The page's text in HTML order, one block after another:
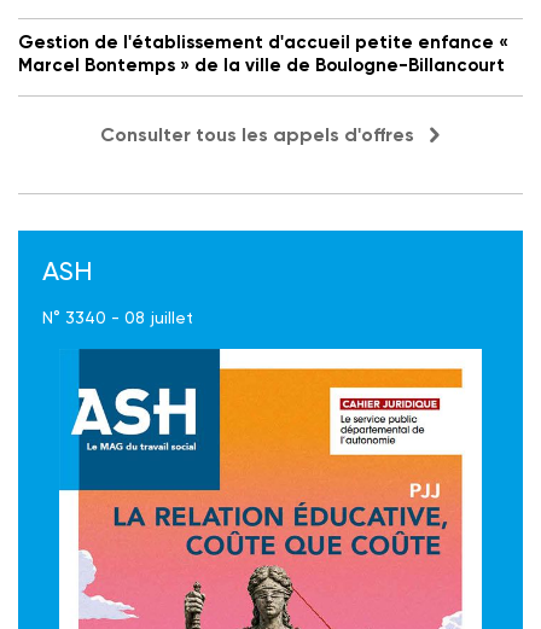
Gestion de l'établissement d'accueil petite enfance «
Marcel Bontemps » de la ville de Boulogne-Billancourt
Consulter tous les appels d'offres
ASH
N° 3340 - 08 juillet